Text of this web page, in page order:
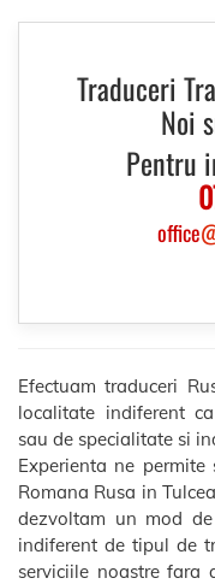
Traduceri
Noi
Pentru
office
Efectuam traduceri
localitate indiferent
sau de specialitate si
Experienta ne
Romana Rusa in
dezvoltam un mod
indiferent de tipul de
serviciile noastre